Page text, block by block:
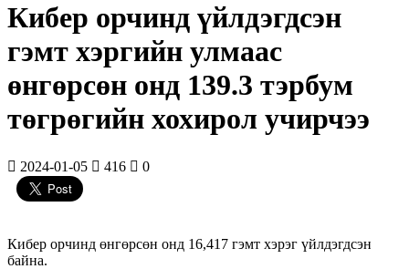
Кибер орчинд үйлдэгдсэн
гэмт хэргийн улмаас
өнгөрсөн онд 139.3 тэрбум
төгрөгийн хохирол учирчээ
2024-01-05 416 0
Кибер орчинд өнгөрсөн онд 16,417 гэмт хэрэг үйлдэгдсэн
байна.